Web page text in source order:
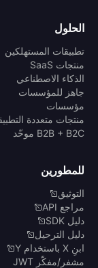
الحلول
تطبيقات المستهلكين
منتجات SaaS
الذكاء الاصطناعي
جاهز للمؤسسات
مؤسسات
منتجات متعددة
B2B + B2C موحّد
للمطورين
التوثيق
مراجع API
دليل SDK
دليل الترحيل
ابنِ X باستخدام Y
مشفر/مفكّر JWT